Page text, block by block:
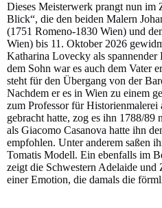
Dieses Meisterwerk prangt nun im
Blick“, die den beiden Malern
(1751 Romeno-1830 Wien) und
Wien) bis 11. Oktober 2026
Katharina Lovecky als
dem Sohn war es auch dem Vater
steht für den Übergang von der
Nachdem er es in Wien zu einem
zum Professor für Historienmalerei
gebracht hatte, zog es ihn 1788/89
als Giacomo Casanova hatte ihn
empfohlen. Unter anderem saßen
Tomatis Modell. Ein ebenfalls im
zeigt die Schwestern Adelaide
einer Emotion, die damals die